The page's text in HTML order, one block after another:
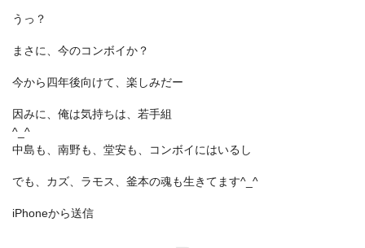
うっ？
まさに、今のコンボイか？
今から四年後向けて、楽しみだー
因みに、俺は気持ちは、若手組
^_^
中島も、南野も、堂安も、コンボイにはいるし
でも、カズ、ラモス、釜本の魂も生きてます^_^
iPhoneから送信